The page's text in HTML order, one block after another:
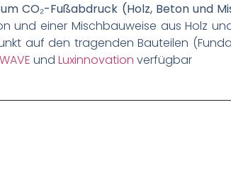
CO₂-Fußabdruck (Holz, Beton und
und einer Mischbauweise aus Holz
auf den tragenden Bauteilen
und Luxinnovation verfügbar